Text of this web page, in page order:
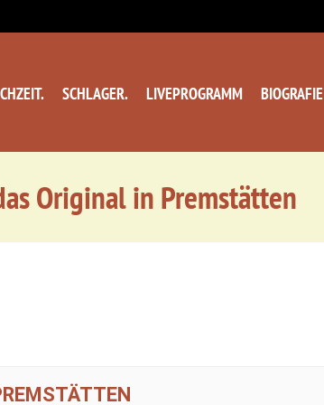
SCHLAGER. LIVEPROGRAMM BIOGRAFIE
Original in Premstätten